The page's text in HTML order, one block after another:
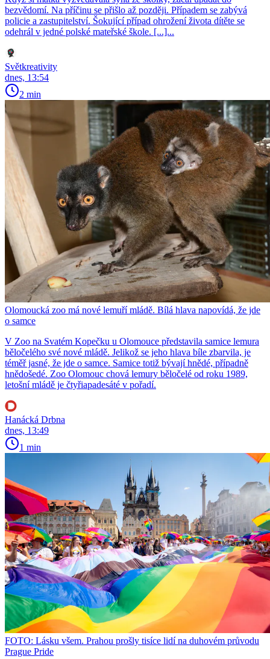
bezvědomí. Na příčinu se přišlo až později. Případem se zabývá
policie a zastupitelství. Šokující případ ohrožení života dítěte se
odehrál v jedné polské mateřské škole. [...]...
Světkreativity
dnes, 13:54
2 min
Olomoucká zoo má nové lemuří mládě. Bílá hlava napovídá, že jde
o samce
V Zoo na Svatém Kopečku u Olomouce představila samice lemura
běločelého své nové mládě. Jelikož se jeho hlava bíle zbarvila, je
téměř jasné, že jde o samce. Samice totiž bývají hnědé, případně
hnědošedé. Zoo Olomouc chová lemury běločelé od roku 1989,
letošní mládě je čtyřiapadesáté v pořadí.
Hanácká Drbna
dnes, 13:49
1 min
FOTO: Lásku všem. Prahou prošly tisíce lidí na duhovém průvodu
Prague Pride